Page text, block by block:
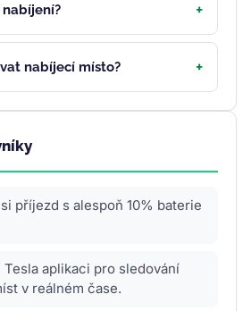
nabíjecí místo?
příjezd s alespoň 10% baterie
Tesla aplikaci pro sledování
v reálném čase.